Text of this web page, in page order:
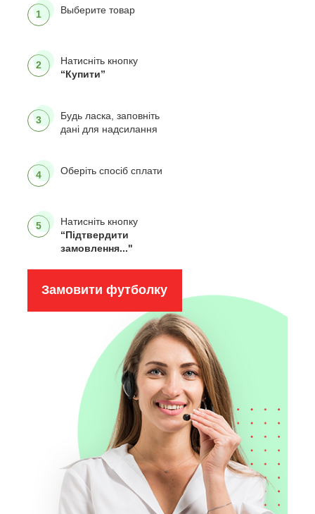
1 Выберите товар
2
Натисніть кнопку
“Купити”
3
Будь ласка, заповніть
дані для надсилання
4 Оберіть спосіб сплати
5
Натисніть кнопку
“Підтвердити
замовлення..."
Замовити футболку